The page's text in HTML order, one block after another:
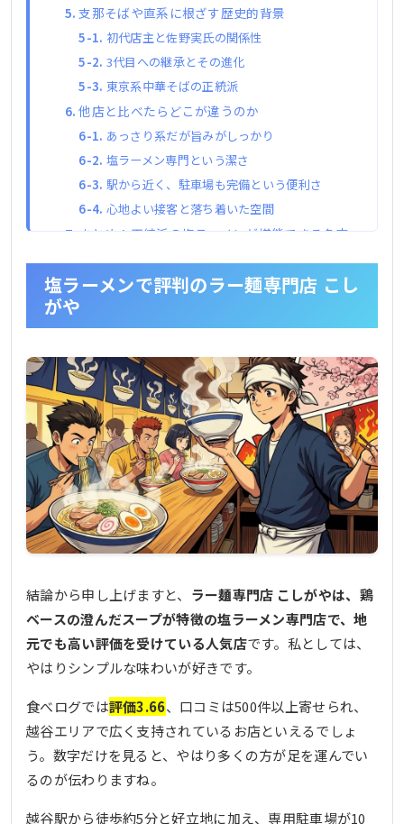
支那そばや直系に根ざす歴史的背景
初代店主と佐野実氏の関係性
3代目への継承とその進化
東京系中華そばの正統派
他店と比べたらどこが違うのか
あっさり系だが旨みがしっかり
塩ラーメン専門という潔さ
駅から近く、駐車場も完備という便利さ
心地よい接客と落ち着いた空間
まとめ：正統派の塩ラーメンが堪能できる名店、
さあ、ラー麺専門店 こしがやへ足を運んでみま
せんか
塩ラーメンで評判のラー麺専門店 こし
がや
結論から申し上げますと、 ラー麺専門店 こしがやは、鶏
ベースの澄んだスープが特徴の塩ラーメン専門店で、地
元でも高い評価を受けている人気店です。私としては、
やはりシンプルな味わいが好きです。
食べログでは評価3.66、口コミは500件以上寄せられ、
越谷エリアで広く支持されているお店といえるでしょ
う。数字だけを見ると、やはり多くの方が足を運んでい
るのが伝わりますね。
越谷駅から徒歩約5分と好立地に加え、専用駐車場が10